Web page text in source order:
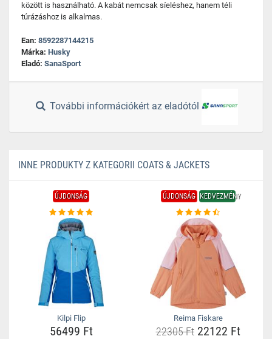
között is használható. A kabát nemcsak síeléshez, hanem téli
túrázáshoz is alkalmas.
Ean: 8592287144215
Márka: Husky
Eladó: SanaSport
További információkért az eladótól
INNE PRODUKTY Z KATEGORII COATS & JACKETS
ÚJDONSÁG
Kilpi Flip
56499 Ft
ÚJDONSÁG KEDVEZMÉNY
Reima Fiskare
22305 Ft22122 Ft